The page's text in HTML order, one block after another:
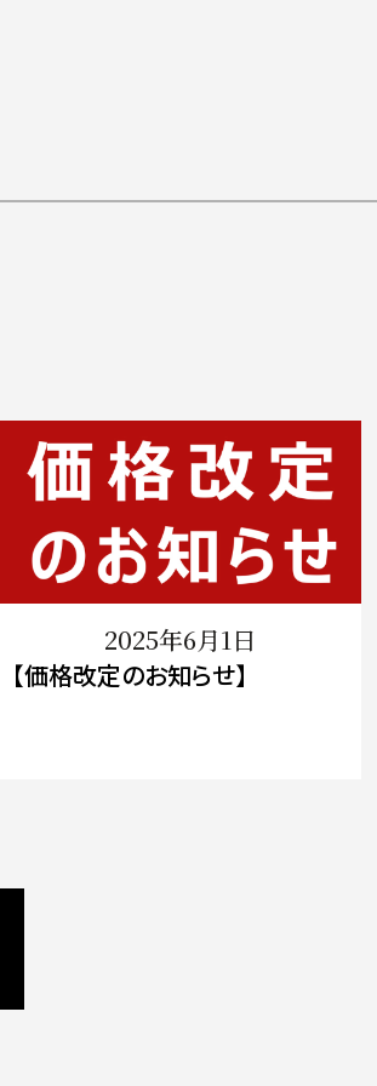
2025年6月1日
【価格改定のお知らせ】